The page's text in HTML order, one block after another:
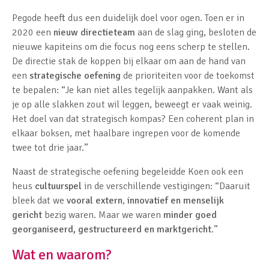
Pegode heeft dus een duidelijk doel voor ogen. Toen er in
2020 een nieuw directieteam aan de slag ging, besloten de
nieuwe kapiteins om die focus nog eens scherp te stellen.
De directie stak de koppen bij elkaar om aan de hand van
een strategische oefening de prioriteiten voor de toekomst
te bepalen: “Je kan niet alles tegelijk aanpakken. Want als
je op alle slakken zout wil leggen, beweegt er vaak weinig.
Het doel van dat strategisch kompas? Een coherent plan in
elkaar boksen, met haalbare ingrepen voor de komende
twee tot drie jaar.”
Naast de strategische oefening begeleidde Koen ook een
heus cultuurspel in de verschillende vestigingen: “Daaruit
bleek dat we vooral extern, innovatief en menselijk
gericht bezig waren. Maar we waren minder goed
georganiseerd, gestructureerd en marktgericht.”
Wat en waarom?